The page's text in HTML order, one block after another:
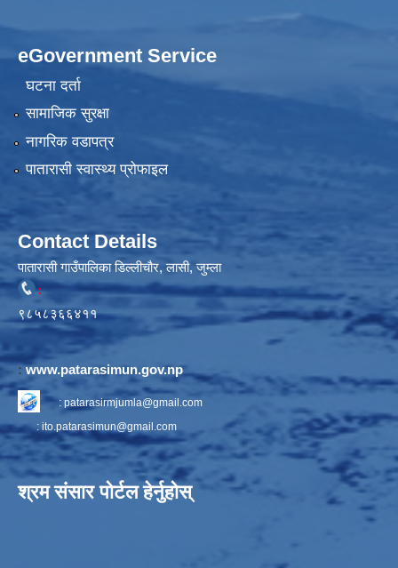
eGovernment Service
घटना दर्ता
सामाजिक सुरक्षा
नागरिक वडापत्र
पातारासी स्वास्थ्य प्रोफाइल
Contact Details
पातारासी गाउँपालिका डिल्लीचौर, लासी, जुम्ला
:
९८५८३६६४११
:www.patarasimun.gov.np
: patarasirmjumla@gmail.com
: ito.patarasimun@gmail.com
श्रम संसार पोर्टल हेर्नुहोस्